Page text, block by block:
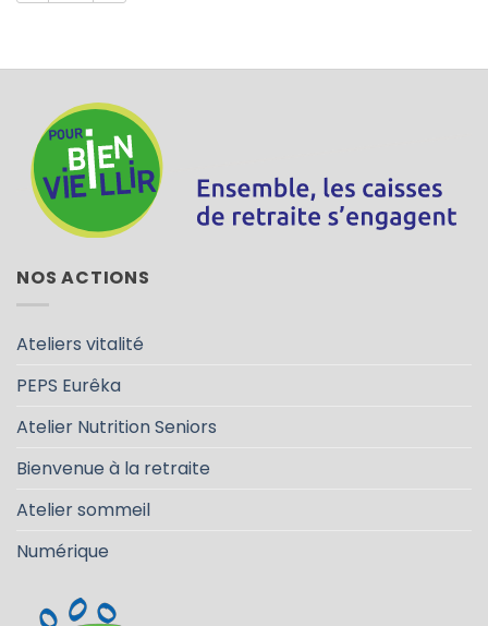
NOS ACTIONS
Ateliers vitalité
PEPS Eurêka
Atelier Nutrition Seniors
Bienvenue à la retraite
Atelier sommeil
Numérique